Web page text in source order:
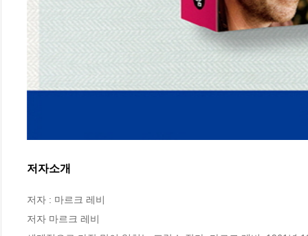
저자소개
저자 : 마르크 레비
저자 마르크 레비